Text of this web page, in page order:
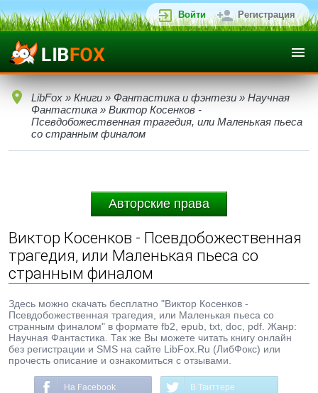
Войти Регистрация
LibFox » Книги » Фантастика и фэнтези » Научная
Фантастика » Виктор Косенков -
Псевдобожественная трагедия, или Маленькая пьеса
со странным финалом
Авторские права
Виктор Косенков - Псевдобожественная
трагедия, или Маленькая пьеса со
странным финалом
Здесь можно скачать бесплатно "Виктор Косенков -
Псевдобожественная трагедия, или Маленькая пьеса со
странным финалом" в формате fb2, epub, txt, doc, pdf. Жанр:
Научная Фантастика. Так же Вы можете читать книгу онлайн
без регистрации и SMS на сайте LibFox.Ru (ЛибФокс) или
прочесть описание и ознакомиться с отзывами.
На Facebook В Твиттере